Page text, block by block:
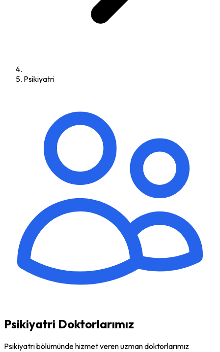
Psikiyatri
Psikiyatri Doktorlarımız
Psikiyatri bölümünde hizmet veren uzman doktorlarımız